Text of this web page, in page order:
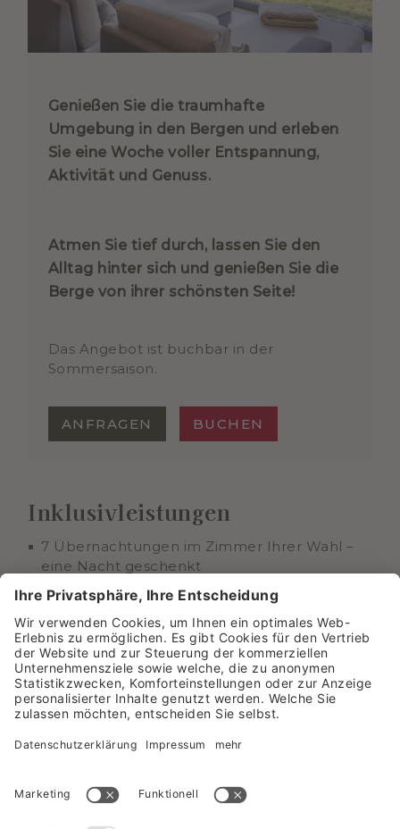
Genießen Sie die traumhafte
Umgebung in den Bergen und erleben
Sie eine Woche voller Entspannung,
Aktivität und Genuss.
Atmen Sie tief durch, lassen Sie den
Alltag hinter sich und genießen Sie die
Berge von ihrer schönsten Seite!
Das Angebot ist buchbar in der
Sommersaison.
ANFRAGEN BUCHEN
Inklusivleistungen
7 Übernachtungen im Zimmer Ihrer Wahl –
eine Nacht geschenkt
Verwöhn-Halbpension mit Frühstücksbuffet
und 5-Gänge-Abendmenü
Zwischen 13:30 und 17:00 Uhr eine herzhafte
Suppe genießen
Wellnesstasche mit Bademantel und
Badeschuhen auf Ihrem Zimmer
Nutzung des Luwafeer Spa inklusive Saunen
und Dampfbad (ab 14 Jahren)
Panoramahallenbad und Outdoor-Infinity-
Kostenlose Teilnahme am Yoga- &
Energieprogramm mehrmals wöchentlich